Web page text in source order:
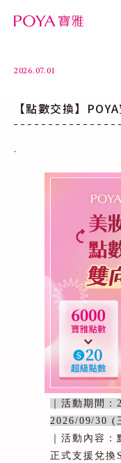
2026.07.01
【點數交換】
.
｜活動期間：
2026/09/30 (
｜活動內容：
正式支援兌換